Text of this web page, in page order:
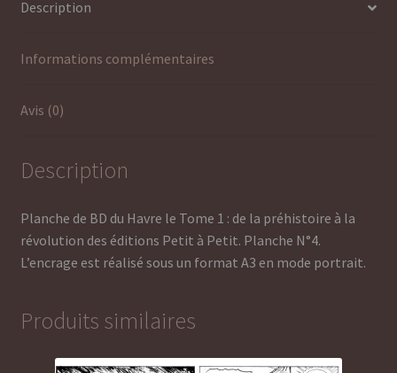
Description
Informations complémentaires
Avis (0)
Description
Planche de BD du Havre le Tome 1 : de la préhistoire à la
révolution des éditions Petit à Petit. Planche N°4.
L’encrage est réalisé sous un format A3 en mode portrait.
Produits similaires